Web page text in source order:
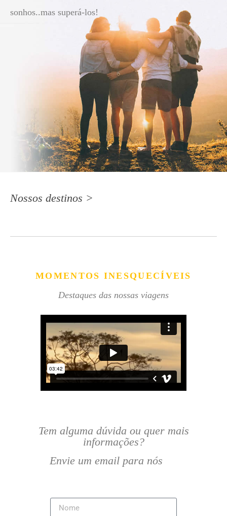
sonhos..mas superá-los!
Nossos destinos >
MOMENTOS INESQUECÍVEIS
Destaques das nossas viagens
Tem alguma dúvida ou quer mais
informações?
Envie um email para nós